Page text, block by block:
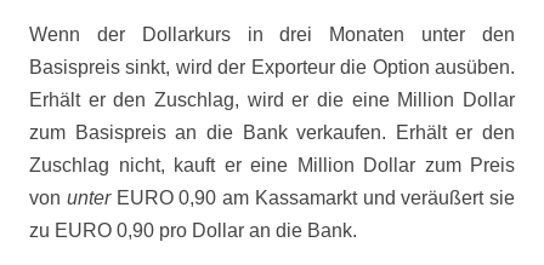
Wenn der Dollarkurs in drei Monaten unter den
Basispreis sinkt, wird der Exporteur die Option ausüben.
Erhält er den Zuschlag, wird er die eine Million Dollar
zum Basispreis an die Bank verkaufen. Erhält er den
Zuschlag nicht, kauft er eine Million Dollar zum Preis
von unterEURO 0,90 am Kassamarkt und veräußert sie
zu EURO 0,90 pro Dollar an die Bank.